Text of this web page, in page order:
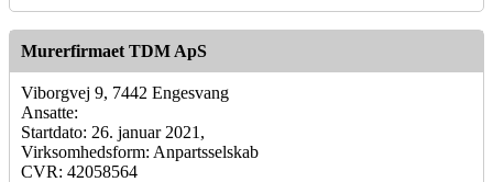
Murerfirmaet TDM ApS
Viborgvej 9, 7442 Engesvang
Ansatte:
Startdato: 26. januar 2021,
Virksomhedsform: Anpartsselskab
CVR: 42058564